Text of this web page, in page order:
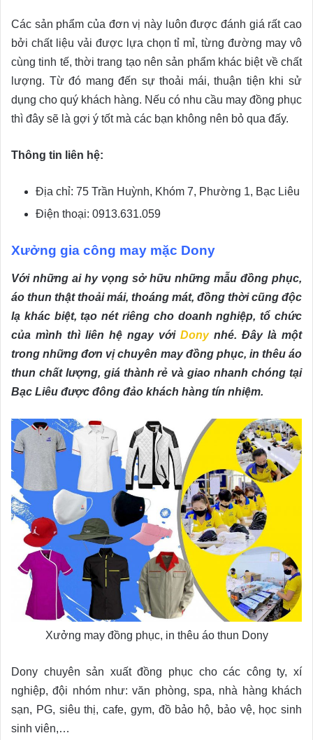
Các sản phẩm của đơn vị này luôn được đánh giá rất cao
bởi chất liệu vải được lựa chọn tỉ mỉ, từng đường may vô
cùng tinh tế, thời trang tạo nên sản phẩm khác biệt về chất
lượng. Từ đó mang đến sự thoải mái, thuận tiện khi sử
dụng cho quý khách hàng. Nếu có nhu cầu may đồng phục
thì đây sẽ là gợi ý tốt mà các bạn không nên bỏ qua đấy.
Thông tin liên hệ:
Địa chỉ: 75 Trần Huỳnh, Khóm 7, Phường 1, Bạc Liêu
Điện thoại: 0913.631.059
Xưởng gia công may mặc Dony
Với những ai hy vọng sở hữu những mẫu đồng phục,
áo thun thật thoải mái, thoáng mát, đồng thời cũng độc
lạ khác biệt, tạo nét riêng cho doanh nghiệp, tổ chức
của mình thì liên hệ ngay với Donynhé. Đây là một
trong những đơn vị chuyên may đồng phục, in thêu áo
thun chất lượng, giá thành rẻ và giao nhanh chóng tại
Bạc Liêu được đông đảo khách hàng tín nhiệm.
Xưởng may đồng phục, in thêu áo thun Dony
Dony chuyên sản xuất đồng phục cho các công ty, xí
nghiệp, đội nhóm như: văn phòng, spa, nhà hàng khách
sạn, PG, siêu thị, cafe, gym, đồ bảo hộ, bảo vệ, học sinh
sinh viên,…